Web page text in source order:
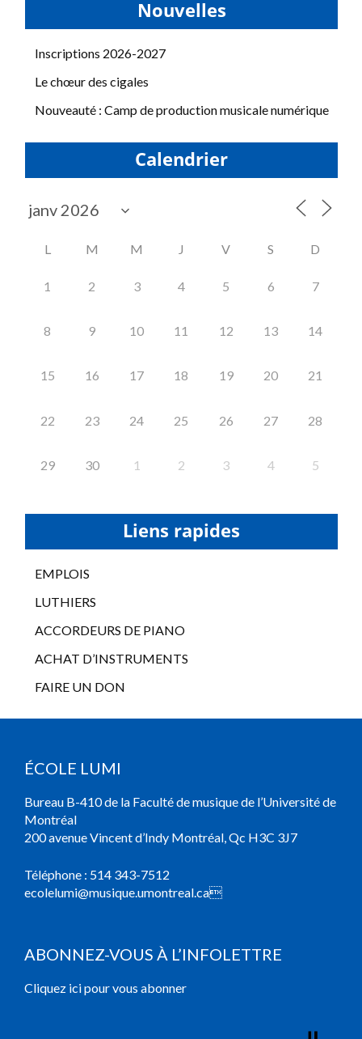
Nouvelles
Inscriptions 2026-2027
Le chœur des cigales
Nouveauté : Camp de production musicale numérique
Calendrier
L M M J V S D
1 2 3 4 5 6 7
8 9 10 11 12 13 14
15 16 17 18 19 20 21
22 23 24 25 26 27 28
29 30 1 2 3 4 5
Liens rapides
EMPLOIS
LUTHIERS
ACCORDEURS DE PIANO
ACHAT D’INSTRUMENTS
FAIRE UN DON
ÉCOLE LUMI
Bureau B-410 de la Faculté de musique de l’Université de
Montréal
200 avenue Vincent d’Indy Montréal, Qc H3C 3J7
Téléphone : 514 343-7512
ecolelumi@musique.umontreal.ca
ABONNEZ-VOUS À L’INFOLETTRE
Cliquez ici pour vous abonner